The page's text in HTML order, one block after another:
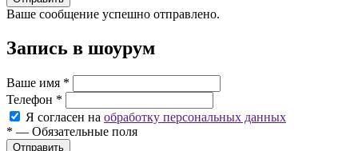
Ваше сообщение успешно отправлено.
Запись в шоурум
Ваше имя *
Телефон *
Я согласен на обработку персональных данных
* — Обязательные поля